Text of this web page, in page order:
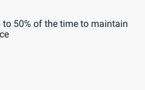
50% of the time to maintain